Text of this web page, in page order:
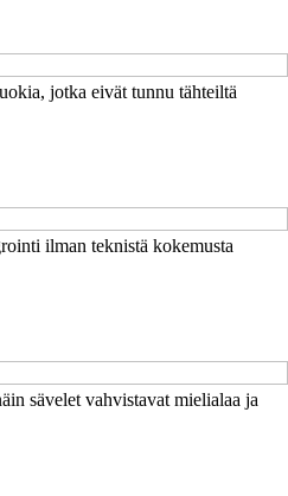
jotka eivät tunnu tähteiltä
ilman teknistä kokemusta
sävelet vahvistavat mielialaa ja